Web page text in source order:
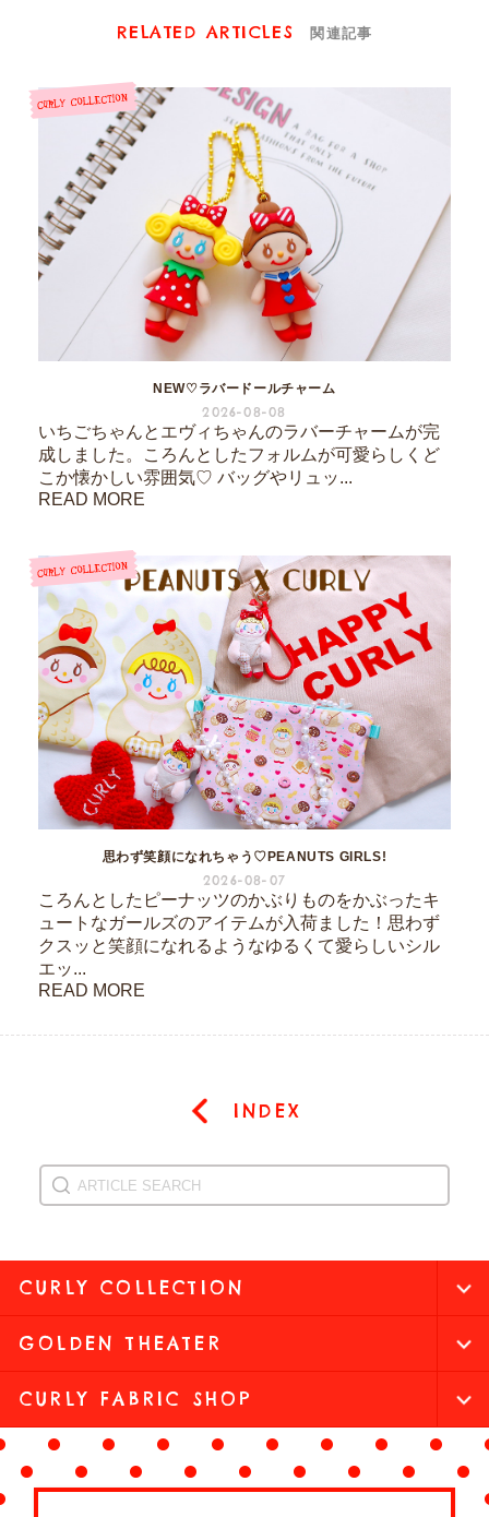
RELATED ARTICLES 関連記事
NEW♡ラバードールチャーム
2026-08-08
いちごちゃんとエヴィちゃんのラバーチャームが完
成しました。ころんとしたフォルムが可愛らしくど
こか懐かしい雰囲気♡ バッグやリュッ...
READ MORE
思わず笑顔になれちゃう♡PEANUTS GIRLS!
2026-08-07
ころんとしたピーナッツのかぶりものをかぶったキ
ュートなガールズのアイテムが入荷ました！思わず
クスッと笑顔になれるようなゆるくて愛らしいシル
エッ...
READ MORE
INDEX
CURLY COLLECTION
GOLDEN THEATER
CURLY FABRIC SHOP